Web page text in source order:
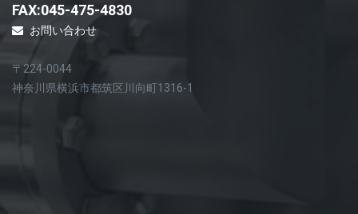
FAX:045-475-4830
お問い合わせ
〒224-0044
神奈川県横浜市都筑区川向町1316-1